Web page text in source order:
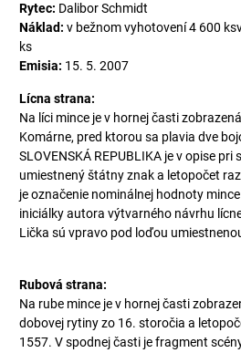
Rytec: Dalibor Schmidt
Náklad: v bežnom vyhotovení 4 600
ks
Emisia: 15. 5. 2007
Lícna strana:
Na líci mince je v hornej časti
Komárne, pred ktorou sa plavia dve
SLOVENSKÁ REPUBLIKA je v opise
umiestnený štátny znak a letopočet
je označenie nominálnej hodnoty
iniciálky autora výtvarného návrhu
Lička sú vpravo pod loďou
Rubová strana:
Na rube mince je v hornej časti
dobovej rytiny zo 16. storočia a
1557. V spodnej časti je fragment